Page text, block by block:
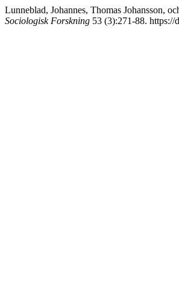
Lunneblad, Johannes, Thomas Johansson,
Sociologisk Forskning 53 (3):271-88.